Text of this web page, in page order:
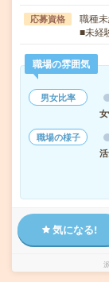
応募資格
職種
■未経
職場の雰囲気
男女比率
職場の様子
気になる!